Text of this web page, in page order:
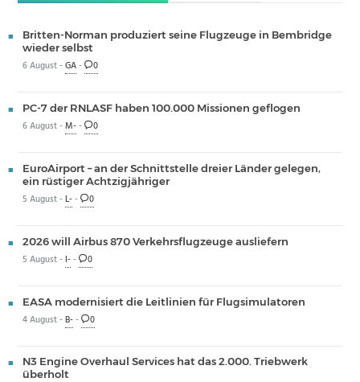
Britten-Norman produziert seine Flugzeuge in Bembridge
wieder selbst
6 August -GA- 0
PC-7 der RNLASF haben 100.000 Missionen geflogen
6 August -M-- 0
EuroAirport – an der Schnittstelle dreier Länder gelegen,
ein rüstiger Achtzigjähriger
5 August -L-- 0
2026 will Airbus 870 Verkehrsflugzeuge ausliefern
5 August - I-- 0
EASA modernisiert die Leitlinien für Flugsimulatoren
4 August -B-- 0
N3 Engine Overhaul Services hat das 2.000. Triebwerk
überholt